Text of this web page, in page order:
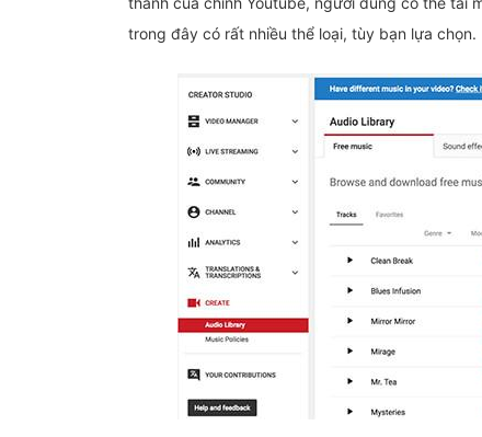
trong đây có rất nhiều thể loại, tùy bạn lựa chọn.